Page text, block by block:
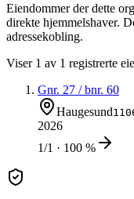
Eiendommer der dette
direkte hjemmelshaver.
adressekobling.
Viser 1 av 1 registrerte
Gnr. 27 / bnr. 60
Haugesund
2026
1/1 · 100 %